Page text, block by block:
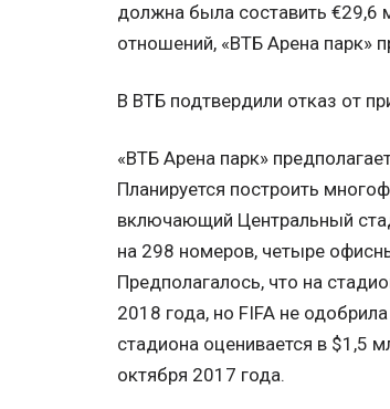
должна была составить €29,6
отношений, «ВТБ Арена парк»
В ВТБ подтвердили отказ от
«ВТБ Арена парк»
Планируется построить
включающий Центральный
на 298 номеров, четыре
Предполагалось, что на
2018 года, но FIFA не
стадиона оценивается в $1,5
октября 2017 года.